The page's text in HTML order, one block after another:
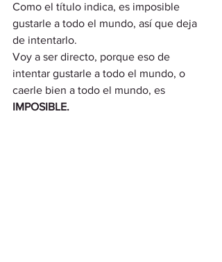
Como el título indica, es imposible
gustarle a todo el mundo, así que deja
de intentarlo.
Voy a ser directo, porque eso de
intentar gustarle a todo el mundo, o
caerle bien a todo el mundo, es
IMPOSIBLE.